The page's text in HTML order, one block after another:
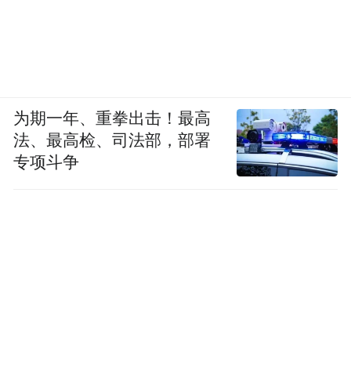
为期一年、重拳出击！最高
法、最高检、司法部，部署
专项斗争